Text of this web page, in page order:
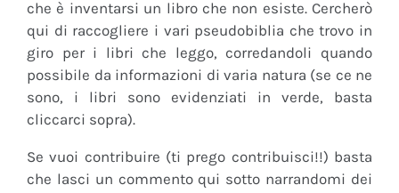
che è inventarsi un libro che non esiste. Cercherò
qui di raccogliere i vari pseudobiblia che trovo in
giro per i libri che leggo, corredandoli quando
possibile da informazioni di varia natura (se ce ne
sono, i libri sono evidenziati in verde, basta
cliccarci sopra).
Se vuoi contribuire (ti prego contribuisci!!) basta
che lasci un commento qui sotto narrandomi dei